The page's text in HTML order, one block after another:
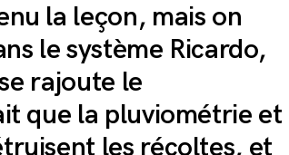
la leçon, mais on
le système Ricardo,
rajoute le
que la pluviométrie et
les récoltes, et